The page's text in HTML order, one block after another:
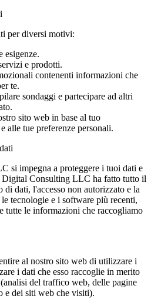
per diversi motivi:
esigenze.
e prodotti.
contenenti informazioni che
te.
sondaggi e partecipare ad altri
sito web in base al tuo
alle tue preferenze personali.
si impegna a proteggere i tuoi dati e
Digital Consulting LLC ha fatto tutto il
dati, l'accesso non autorizzato e la
tecnologie e i software più recenti,
tutte le informazioni che raccogliamo
al nostro sito web di utilizzare i
i dati che esso raccoglie in merito
del traffico web, delle pagine
e dei siti web che visiti).